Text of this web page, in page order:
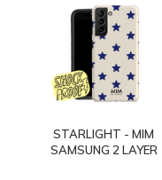
STARLIGHT - MIM
SAMSUNG 2 LAYER